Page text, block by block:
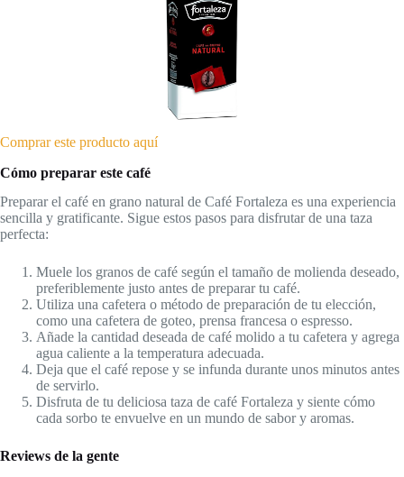
Comprar este producto aquí
Cómo preparar este café
Preparar el café en grano natural de Café Fortaleza es una experiencia
sencilla y gratificante. Sigue estos pasos para disfrutar de una taza
perfecta:
Muele los granos de café según el tamaño de molienda deseado,
preferiblemente justo antes de preparar tu café.
Utiliza una cafetera o método de preparación de tu elección,
como una cafetera de goteo, prensa francesa o espresso.
Añade la cantidad deseada de café molido a tu cafetera y agrega
agua caliente a la temperatura adecuada.
Deja que el café repose y se infunda durante unos minutos antes
de servirlo.
Disfruta de tu deliciosa taza de café Fortaleza y siente cómo
cada sorbo te envuelve en un mundo de sabor y aromas.
Reviews de la gente